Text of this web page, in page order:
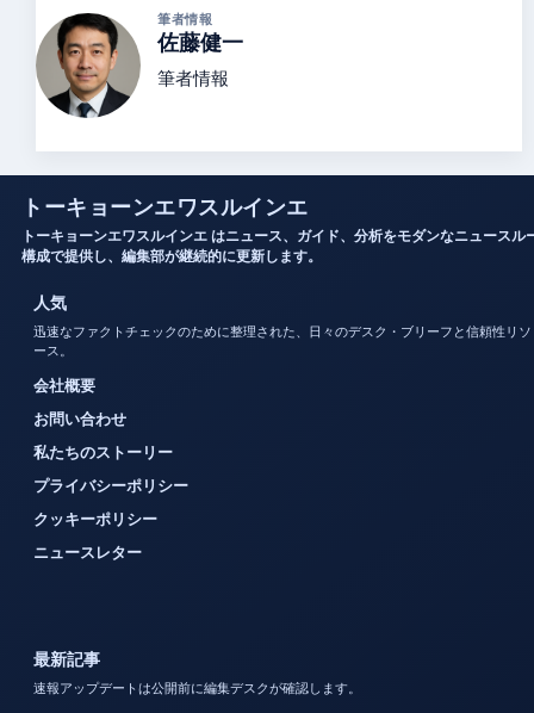
筆者情報
佐藤健一
筆者情報
トーキョーンエワスルインエ
トーキョーンエワスルインエ はニュース、ガイド、分析をモダンなニュースル
構成で提供し、編集部が継続的に更新します。
人気
迅速なファクトチェックのために整理された、日々のデスク・ブリーフと信頼性リソ
ース。
会社概要
お問い合わせ
私たちのストーリー
プライバシーポリシー
クッキーポリシー
ニュースレター
最新記事
速報アップデートは公開前に編集デスクが確認します。